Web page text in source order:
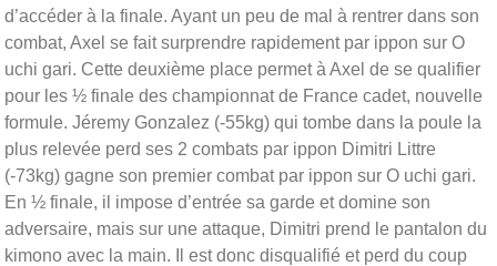
d’accéder à la finale. Ayant un peu de mal à rentrer dans son
combat, Axel se fait surprendre rapidement par ippon sur O
uchi gari. Cette deuxième place permet à Axel de se qualifier
pour les ½ finale des championnat de France cadet, nouvelle
formule. Jéremy Gonzalez (-55kg) qui tombe dans la poule la
plus relevée perd ses 2 combats par ippon Dimitri Littre
(-73kg) gagne son premier combat par ippon sur O uchi gari.
En ½ finale, il impose d’entrée sa garde et domine son
adversaire, mais sur une attaque, Dimitri prend le pantalon du
kimono avec la main. Il est donc disqualifié et perd du coup